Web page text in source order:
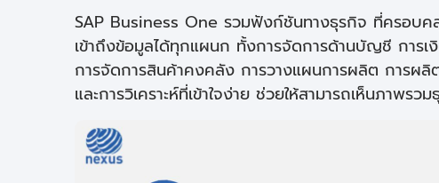
SAP Business One รวมฟังก์ชันทางธุรกิจ ที่ครอบค
เข้าถึงข้อมูลได้ทุกแผนก ทั้งการจัดการด้านบัญชี การเ
การจัดการสินค้าคงคลัง การวางแผนการผลิต การผลิ
และการวิเคราะห์ที่เข้าใจง่าย ช่วยให้สามารถเห็นภาพรว